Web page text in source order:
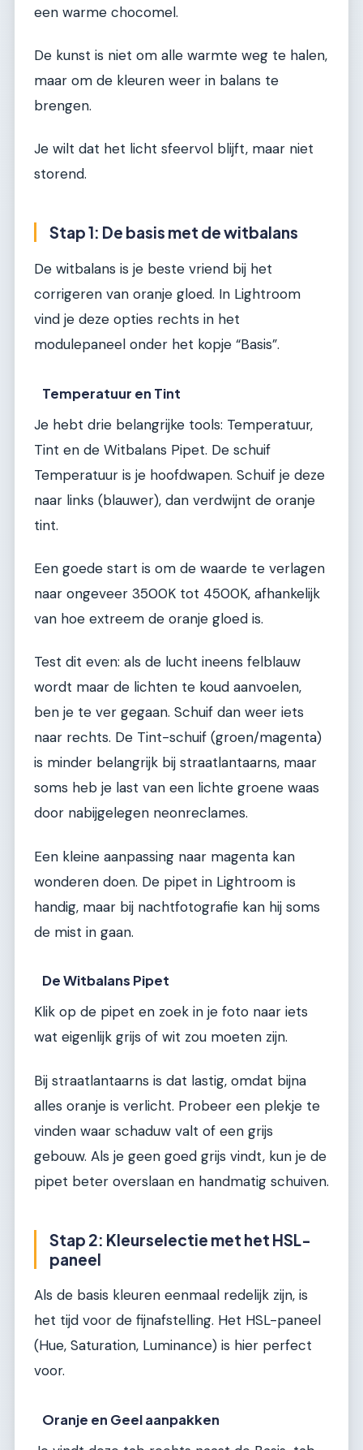
een warme chocomel.
De kunst is niet om alle warmte weg te halen,
maar om de kleuren weer in balans te
brengen.
Je wilt dat het licht sfeervol blijft, maar niet
storend.
Stap 1: De basis met de witbalans
De witbalans is je beste vriend bij het
corrigeren van oranje gloed. In Lightroom
vind je deze opties rechts in het
modulepaneel onder het kopje “Basis”.
Temperatuur en Tint
Je hebt drie belangrijke tools: Temperatuur,
Tint en de Witbalans Pipet. De schuif
Temperatuur is je hoofdwapen. Schuif je deze
naar links (blauwer), dan verdwijnt de oranje
tint.
Een goede start is om de waarde te verlagen
naar ongeveer 3500K tot 4500K, afhankelijk
van hoe extreem de oranje gloed is.
Test dit even: als de lucht ineens felblauw
wordt maar de lichten te koud aanvoelen,
ben je te ver gegaan. Schuif dan weer iets
naar rechts. De Tint-schuif (groen/magenta)
is minder belangrijk bij straatlantaarns, maar
soms heb je last van een lichte groene waas
door nabijgelegen neonreclames.
Een kleine aanpassing naar magenta kan
wonderen doen. De pipet in Lightroom is
handig, maar bij nachtfotografie kan hij soms
de mist in gaan.
De Witbalans Pipet
Klik op de pipet en zoek in je foto naar iets
wat eigenlijk grijs of wit zou moeten zijn.
Bij straatlantaarns is dat lastig, omdat bijna
alles oranje is verlicht. Probeer een plekje te
vinden waar schaduw valt of een grijs
gebouw. Als je geen goed grijs vindt, kun je de
pipet beter overslaan en handmatig schuiven.
Stap 2: Kleurselectie met het HSL-
paneel
Als de basis kleuren eenmaal redelijk zijn, is
het tijd voor de fijnafstelling. Het HSL-paneel
(Hue, Saturation, Luminance) is hier perfect
voor.
Oranje en Geel aanpakken